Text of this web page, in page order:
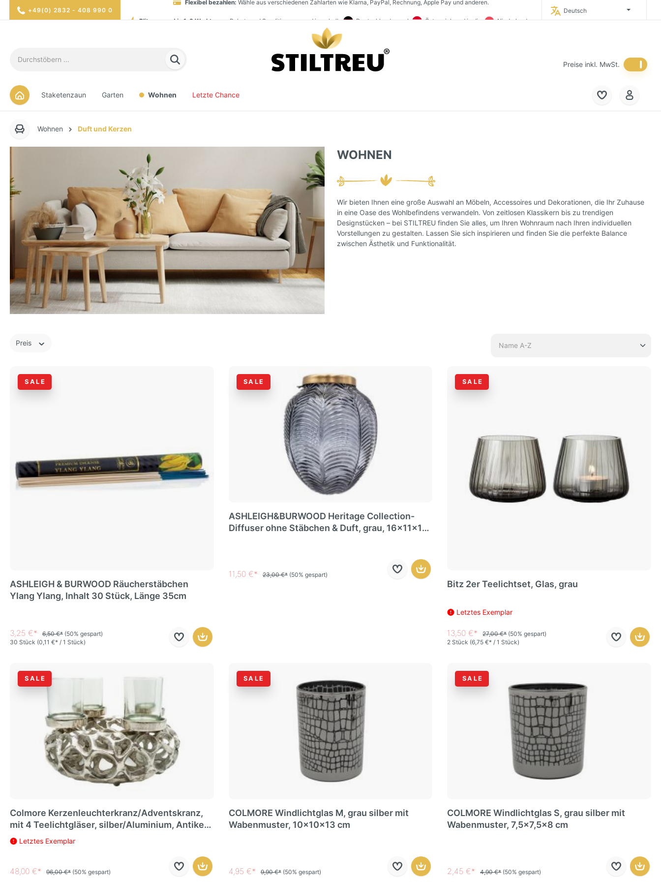
+49(0) 2832 - 408 990 0
Staketenzaun Vollsortiment und stets hohe Warenverfügbarkeit. Größter Direktimporteur Deutschlands.
SSL-verschlüsselt und DSGVO-konform online einkaufen. Serverstandort in Deutschland.
Deutsch
Preise inkl. MwSt.
Staketenzaun Garten Wohnen Letzte Chance
Wohnen Duft und Kerzen
WOHNEN
Wir bieten Ihnen eine große Auswahl an Möbeln, Accessoires und Dekorationen, die Ihr Zuhause
in eine Oase des Wohlbefindens verwandeln. Von zeitlosen Klassikern bis zu trendigen
Designstücken – bei STILTREU finden Sie alles, um Ihren Wohnraum nach Ihren individuellen
Vorstellungen zu gestalten. Lassen Sie sich inspirieren und finden Sie die perfekte Balance
zwischen Ästhetik und Funktionalität.
Preis
SALE
ASHLEIGH & BURWOOD Räucherstäbchen
Ylang Ylang, Inhalt 30 Stück, Länge 35cm
3,25 €* 6,50 €* (50% gespart)
30 Stück (0,11 €* / 1 Stück)
SALE
ASHLEIGH&BURWOOD Heritage Collection-
Diffuser ohne Stäbchen & Duft, grau, 16x11x11
11,50 €* 23,00 €* (50% gespart)
SALE
Bitz 2er Teelichtset, Glas, grau
Letztes Exemplar
13,50 €* 27,00 €* (50% gespart)
2 Stück (6,75 €* / 1 Stück)
SALE
Colmore Kerzenleuchterkranz/Adventskranz,
mit 4 Teelichtgläser, silber/Aluminium, Antike
Optik, 30x20cm
Letztes Exemplar
48,00 €* 96,00 €* (50% gespart)
SALE
COLMORE Windlichtglas M, grau silber mit
Wabenmuster, 10x10x13 cm
4,95 €* 9,90 €* (50% gespart)
SALE
COLMORE Windlichtglas S, grau silber mit
Wabenmuster, 7,5x7,5x8 cm
2,45 €* 4,90 €* (50% gespart)